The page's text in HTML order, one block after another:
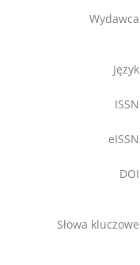
Wydawca
Język
ISSN
eISSN
DOI
Słowa kluczowe